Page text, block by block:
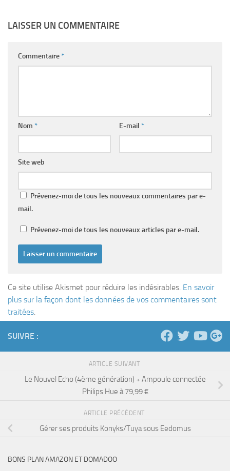
LAISSER UN COMMENTAIRE
Commentaire*
Nom * E-mail *
Site web
Prévenez-moi de tous les nouveaux commentaires par e-
mail.
Prévenez-moi de tous les nouveaux articles par e-mail.
Ce site utilise Akismet pour réduire les indésirables. En savoir
plus sur la façon dont les données de vos commentaires sont
traitées.
SUIVRE :
ARTICLE SUIVANT
Le Nouvel Echo (4ème génération) + Ampoule connectée
Philips Hue à 79,99 €
ARTICLE PRÉCÉDENT
Gérer ses produits Konyks/Tuya sous Eedomus
BONS PLAN AMAZON ET DOMADOO